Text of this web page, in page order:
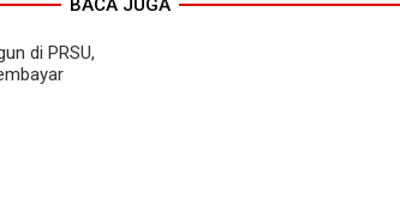
BACA JUGA
di PRSU,